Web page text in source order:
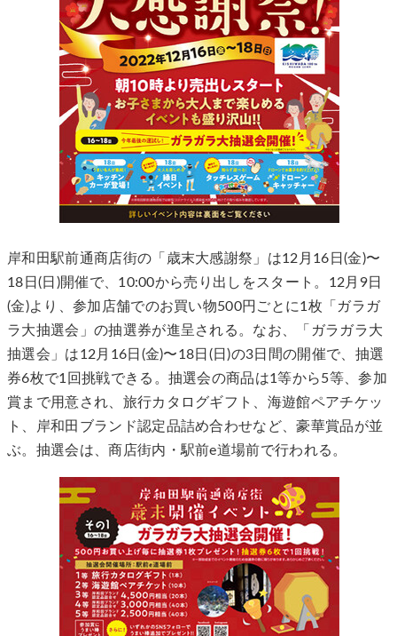
岸和田駅前通商店街の「歳末大感謝祭」は12月16日(金)〜
18日(日)開催で、10:00から売り出しをスタート。12月9日
(金)より、参加店舗でのお買い物500円ごとに1枚「ガラガ
ラ大抽選会」の抽選券が進呈される。なお、「ガラガラ大
抽選会」は12月16日(金)〜18日(日)の3日間の開催で、抽選
券6枚で1回挑戦できる。抽選会の商品は1等から5等、参加
賞まで用意され、旅行カタログギフト、海遊館ペアチケッ
ト、岸和田ブランド認定品詰め合わせなど、豪華賞品が並
ぶ。抽選会は、商店街内・駅前e道場前で行われる。